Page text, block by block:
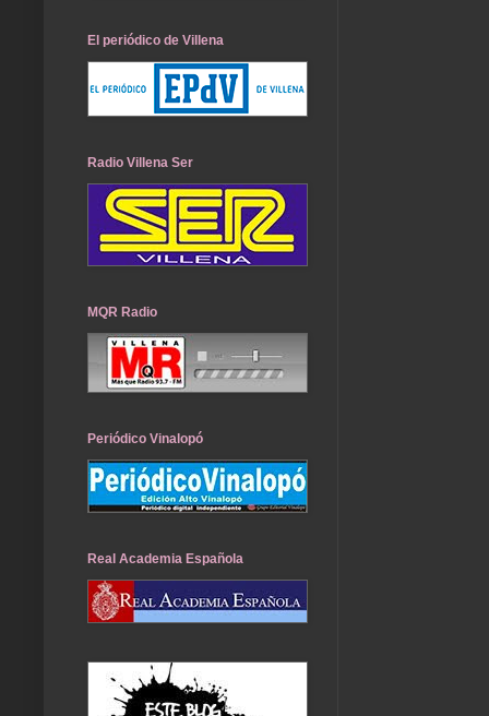
El periódico de Villena
Radio Villena Ser
MQR Radio
Periódico Vinalopó
Real Academia Española